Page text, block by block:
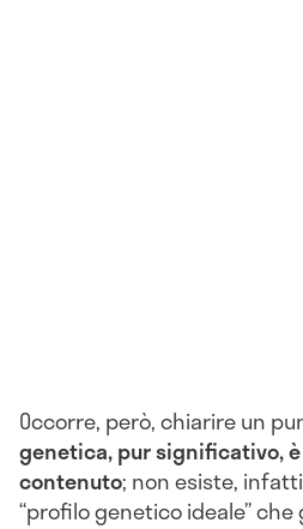
Occorre, però, chiarire un
genetica, pur significativo,
contenuto; non esiste,
“profilo genetico ideale”